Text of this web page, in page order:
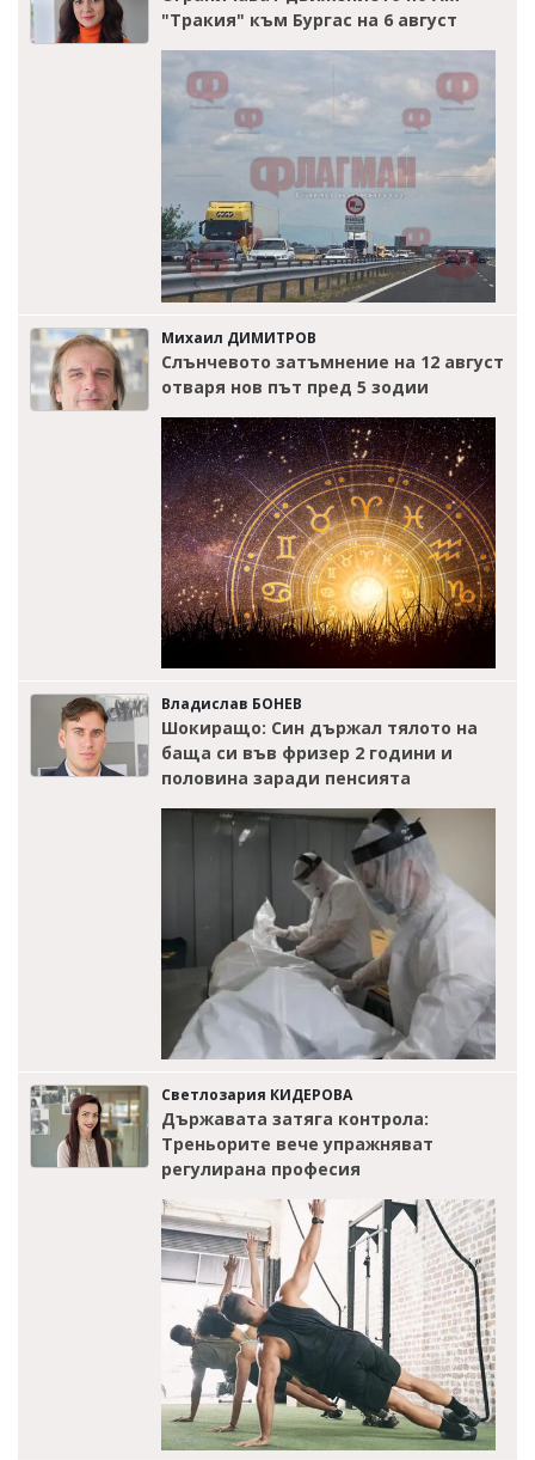
"Тракия" към Бургас на 6 август
Михаил ДИМИТРОВ
Слънчевото затъмнение на 12 август
отваря нов път пред 5 зодии
Владислав БОНЕВ
Шокиращо: Син държал тялото на
баща си във фризер 2 години и
половина заради пенсията
Светлозария КИДЕРОВА
Държавата затяга контрола:
Треньорите вече упражняват
регулирана професия